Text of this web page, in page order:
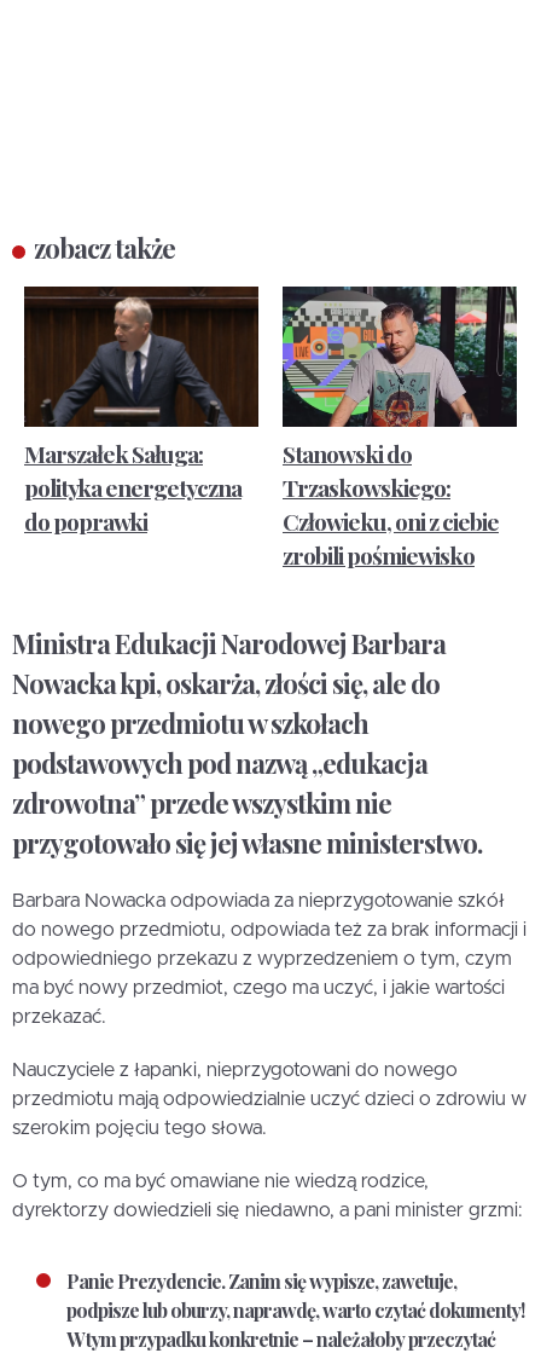
zobacz także
Marszałek Saługa:
polityka energetyczna
do poprawki
Stanowski do
Trzaskowskiego:
Człowieku, oni z ciebie
zrobili pośmiewisko
Ministra Edukacji Narodowej Barbara
Nowacka kpi, oskarża, złości się, ale do
nowego przedmiotu w szkołach
podstawowych pod nazwą „edukacja
zdrowotna” przede wszystkim nie
przygotowało się jej własne ministerstwo.
Barbara Nowacka odpowiada za nieprzygotowanie szkół
do nowego przedmiotu, odpowiada też za brak informacji i
odpowiedniego przekazu z wyprzedzeniem o tym, czym
ma być nowy przedmiot, czego ma uczyć, i jakie wartości
przekazać.
Nauczyciele z łapanki, nieprzygotowani do nowego
przedmiotu mają odpowiedzialnie uczyć dzieci o zdrowiu w
szerokim pojęciu tego słowa.
O tym, co ma być omawiane nie wiedzą rodzice,
dyrektorzy dowiedzieli się niedawno, a pani minister grzmi:
Panie Prezydencie. Zanim się wypisze, zawetuje,
podpisze lub oburzy, naprawdę, warto czytać dokumenty!
W tym przypadku konkretnie – należałoby przeczytać